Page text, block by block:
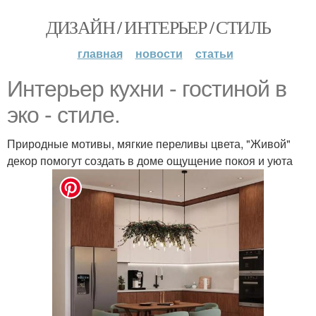
ДИЗАЙН / ИНТЕРЬЕР / СТИЛЬ
главная новости статьи
Интерьер кухни - гостиной в
эко - стиле.
Природные мотивы, мягкие переливы цвета, "Живой"
декор помогут создать в доме ощущение покоя и уюта